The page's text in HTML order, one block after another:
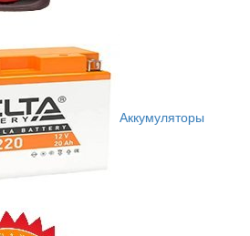
Аккумуляторы